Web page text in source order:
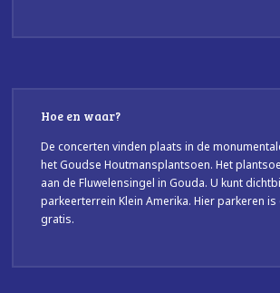
Hoe en waar?
De concerten vinden plaats in de
het Goudse Houtmansplantsoen. Het
aan de Fluwelensingel in Gouda. U kunt
parkeerterrein Klein Amerika. Hier parkeren
gratis.